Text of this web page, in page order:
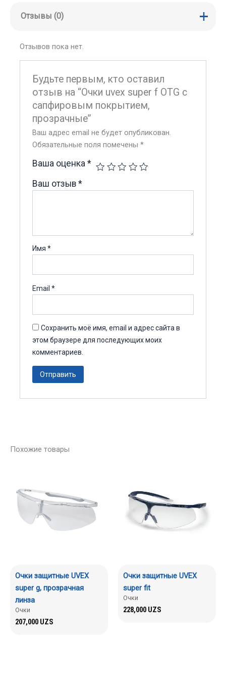
Отзывы (0)
Отзывов пока нет.
Будьте первым, кто оставил
отзыв на “Очки uvex super f OTG с
сапфировым покрытием,
прозрачные”
Ваш адрес email не будет опубликован.
Обязательные поля помечены*
Ваша оценка*
Ваш отзыв*
Имя*
Email*
Сохранить моё имя, email и адрес сайта в
этом браузере для последующих моих
комментариев.
Похожие товары
Очки защитные UVEX
super g, прозрачная
линза
Очки
207,000 UZS
Очки защитные UVEX
super fit
Очки
228,000 UZS